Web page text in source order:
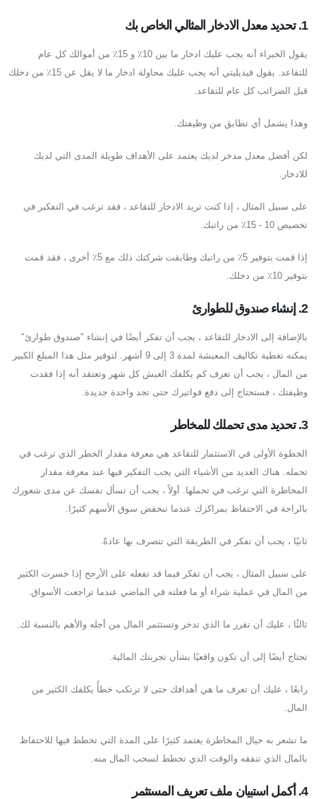
1. تحديد معدل الادخار المثالي الخاص بك
يقول الخبراء أنه يجب عليك ادخار ما بين 10٪ و 15٪ من أموالك كل عام
للتقاعد. يقول فيديليتي أنه يجب عليك محاولة ادخار ما لا يقل عن 15٪ من دخلك
قبل الضرائب كل عام للتقاعد.
وهذا يشمل أي تطابق من وظيفتك.
لكن أفضل معدل مدخر لديك يعتمد على الأهداف طويلة المدى التي لديك
للادخار.
على سبيل المثال ، إذا كنت تريد الادخار للتقاعد ، فقد ترغب في التفكير في
تخصيص 10 - 15٪ من راتبك.
إذا قمت بتوفير 5٪ من راتبك وطابقت شركتك ذلك مع 5٪ أخرى ، فقد قمت
بتوفير 10٪ من دخلك.
2. إنشاء صندوق للطوارئ
بالإضافة إلى الادخار للتقاعد ، يجب أن تفكر أيضًا في إنشاء "صندوق طوارئ"
يمكنه تغطية تكاليف المعيشة لمدة 3 إلى 9 أشهر. لتوفير مثل هذا المبلغ الكبير
من المال ، يجب أن تعرف كم يكلفك العيش كل شهر وتعتقد أنه إذا فقدت
وظيفتك ، فستحتاج إلى دفع فواتيرك حتى تجد واحدة جديدة.
3. تحديد مدى تحملك للمخاطر
الخطوة الأولى في الاستثمار للتقاعد هي معرفة مقدار الخطر الذي ترغب في
تحمله. هناك العديد من الأشياء التي يجب التفكير فيها عند معرفة مقدار
المخاطرة التي ترغب في تحملها. أولاً ، يجب أن تسأل نفسك عن مدى شعورك
بالراحة في الاحتفاظ بمراكزك عندما تنخفض سوق الأسهم كثيرًا.
ثانيًا ، يجب أن تفكر في الطريقة التي تتصرف بها عادةً.
على سبيل المثال ، يجب أن تفكر فيما قد تفعله على الأرجح إذا خسرت الكثير
من المال في عملية شراء أو ما فعلته في الماضي عندما تراجعت الأسواق.
ثالثًا ، عليك أن تقرر ما الذي تدخر وتستثمر المال من أجله والأهم بالنسبة لك.
تحتاج أيضًا إلى أن تكون واقعيًا بشأن تجربتك المالية.
رابعًا ، عليك أن تعرف ما هي أهدافك حتى لا ترتكب خطأً يكلفك الكثير من
المال.
ما تشعر به حيال المخاطرة يعتمد كثيرًا على المدة التي تخطط فيها للاحتفاظ
بالمال الذي تنفقه والوقت الذي تخطط لسحب المال منه.
4. أكمل استبيان ملف تعريف المستثمر